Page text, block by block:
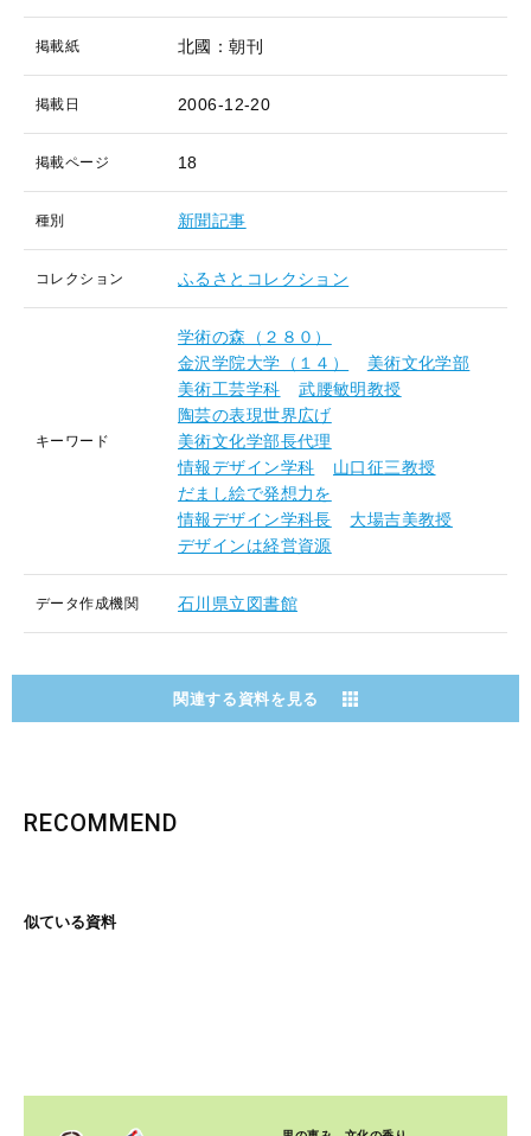
掲載紙 北國：朝刊
掲載日 2006-12-20
掲載ページ 18
種別 新聞記事
コレクション ふるさとコレクション
キーワード
学術の森（２８０）
金沢学院大学（１４）
美術文化学部
美術工芸学科
武腰敏明教授
陶芸の表現世界広げ
美術文化学部長代理
情報デザイン学科
山口征三教授
だまし絵で発想力を
情報デザイン学科長
大場吉美教授
デザインは経営資源
データ作成機関 石川県立図書館
関連する資料を見る
RECOMMEND
似ている資料